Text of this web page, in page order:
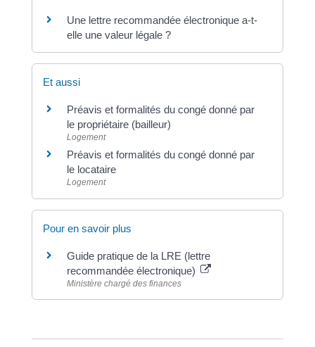
Une lettre recommandée électronique a-t-
elle une valeur légale ?
Et aussi
Préavis et formalités du congé donné par
le propriétaire (bailleur)
Logement
Préavis et formalités du congé donné par
le locataire
Logement
Pour en savoir plus
Guide pratique de la LRE (lettre
recommandée électronique)
Ministère chargé des finances